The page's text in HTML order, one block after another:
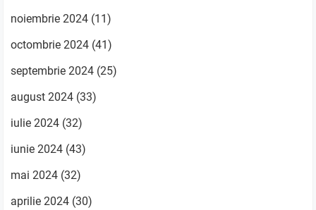
noiembrie 2024 (11)
octombrie 2024 (41)
septembrie 2024 (25)
august 2024 (33)
iulie 2024 (32)
iunie 2024 (43)
mai 2024 (32)
aprilie 2024 (30)